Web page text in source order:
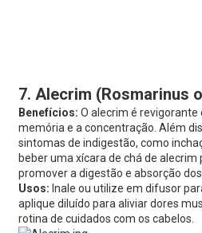
7. Alecrim (Rosmarinus
Benefícios: O alecrim é revigorante
memória e a concentração. Além
sintomas de indigestão, como
beber uma xícara de chá de
promover a digestão e absorção
Usos: Inale ou utilize em difusor
aplique diluído para aliviar dores
rotina de cuidados com os cabelos.